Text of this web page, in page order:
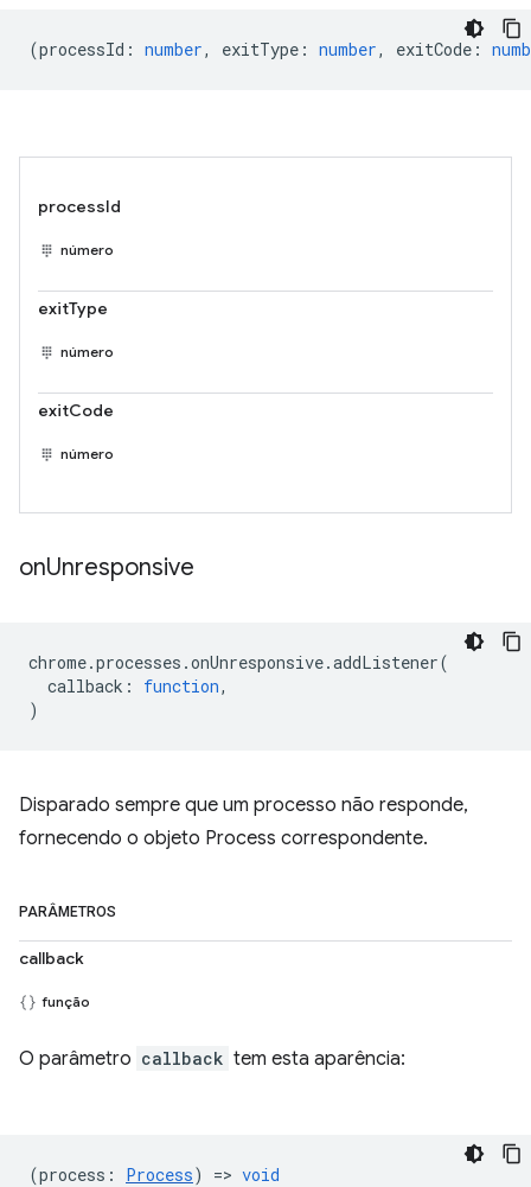
(processId : number, exitType : number, exitCode :
processId
número
exitType
número
exitCode
número
onUnresponsive
chrome.processes .onUnresponsive.addListener(
callback : function,
)
Disparado sempre que um processo não responde,
fornecendo o objeto Process correspondente.
PARÂMETROS
callback
função
O parâmetro callback tem esta aparência:
(process : Process) => void